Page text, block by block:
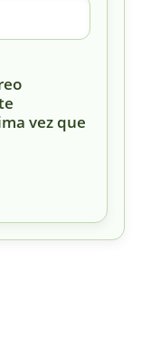
vez que